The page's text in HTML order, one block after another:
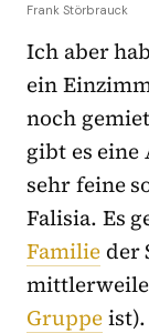
Frank Störbrauck
Ich aber
ein
noch
gibt es
sehr feine
Falisia. Es
Familie der
Gruppeist).